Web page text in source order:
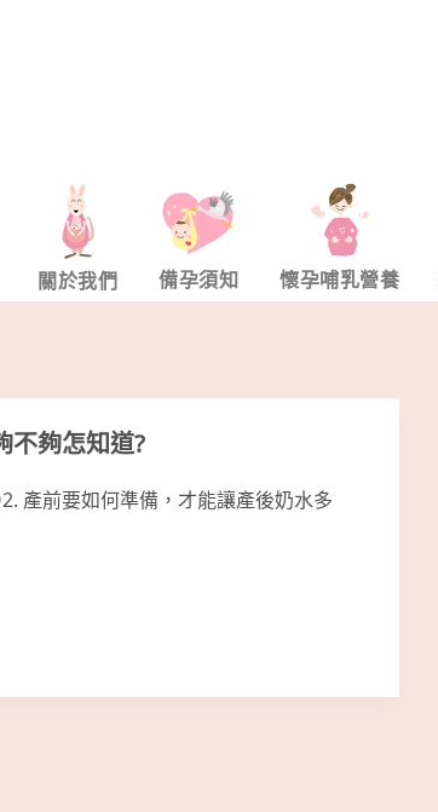
關於我們 備孕須知 懷孕哺乳營養
不夠怎知道?
產前要如何準備，才能讓產後奶水多